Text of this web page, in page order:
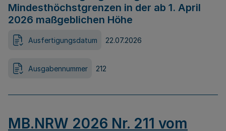
Mindesthöchstgrenzen in der ab 1. April
2026 maßgeblichen Höhe
Ausfertigungsdatum 22.07.2026
Ausgabennummer 212
MB.NRW 2026 Nr. 211 vom